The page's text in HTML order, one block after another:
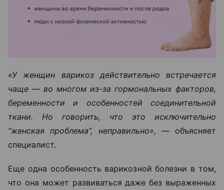
«У женщин варикоз действительно встречается
чаще — во многом из-за гормональных факторов,
беременности и особенностей соединительной
ткани. Но говорить, что это исключительно
“женская проблема”, неправильно», —объясняет
специалист.
Еще одна особенность варикозной болезни в том,
что она может развиваться даже без выраженных